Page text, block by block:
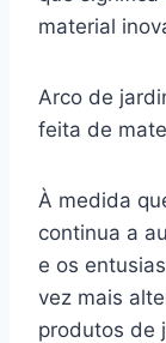
material
Arco de
feita de
À medida
continua a
e os
vez mais
produtos de